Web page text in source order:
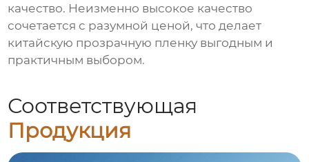
качество. Неизменно высокое качество
сочетается с разумной ценой, что делает
китайскую прозрачную пленку выгодным и
практичным выбором.
Соответствующая
Продукция